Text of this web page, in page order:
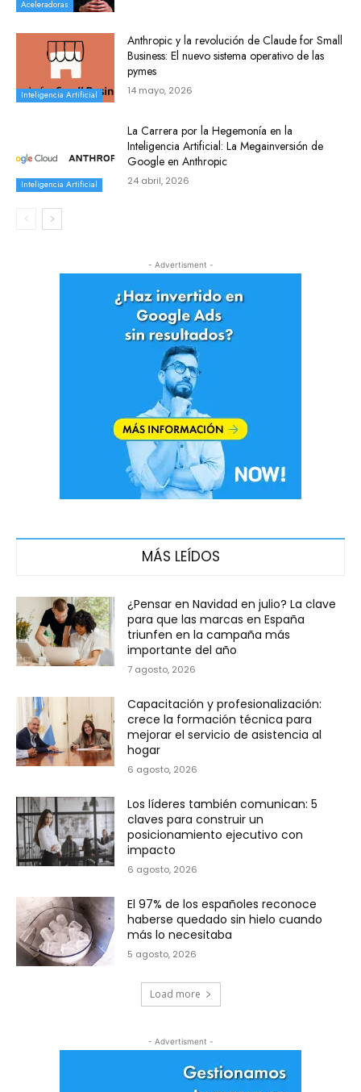
Aceleradoras
Inteligencia Artificial
Anthropic y la revolución de Claude for Small
Business: El nuevo sistema operativo de las
pymes
14 mayo, 2026
Inteligencia Artificial
La Carrera por la Hegemonía en la
Inteligencia Artificial: La Megainversión de
Google en Anthropic
24 abril, 2026
- Advertisment -
MÁS LEÍDOS
¿Pensar en Navidad en julio? La clave
para que las marcas en España
triunfen en la campaña más
importante del año
7 agosto, 2026
Capacitación y profesionalización:
crece la formación técnica para
mejorar el servicio de asistencia al
hogar
6 agosto, 2026
Los líderes también comunican: 5
claves para construir un
posicionamiento ejecutivo con
impacto
6 agosto, 2026
El 97% de los españoles reconoce
haberse quedado sin hielo cuando
más lo necesitaba
5 agosto, 2026
Load more
- Advertisment -